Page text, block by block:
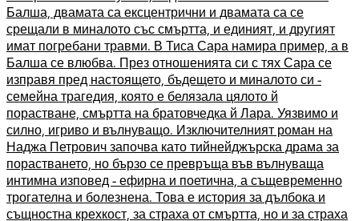
Балша, двамата са ексцентрични и двамата са се
срещали в миналото със смъртта, и единият, и другият
имат погребани травми. В Тиса Сара намира пример, а в
Балша се влюбва. През отношенията си с тях Сара се
изправя пред настоящето, бъдещето и миналото си -
семейна трагедия, която е белязала цялото й
порастване, смъртта на братовчедка й Лара. Уязвимо и
силно, игриво и вълнуващо. Изключителният роман на
Наджа Петрович започва като тийнейджърска драма за
порастването, но бързо се превръща във вълнуваща
интимна изповед - ефирна и поетична, а същевременно
трогателна и болезнена. Това е история за дълбока и
същностна крехкост, за страха от смъртта, но и за страха